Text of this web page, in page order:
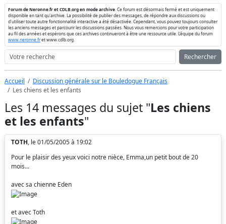
Forum de Neronne.fr et CDLB.org en mode archive . Ce forum est désormais fermé et est uniquement
disponible en tant qu'archive. La possibilité de publier des messages, de répondre aux discussions ou
d'utiliser toute autre fonctionnalité interactive a été désactivée. Cependant, vous pouvez toujours consulter
les anciens messages et parcourir les discussions passées. Nous vous remercions pour votre participation
au fil des années et espérons que ces archives continueront à être une ressource utile. L'équipe du forum
www.neronne.fret www.cdlb.org.
Rechercher
Accueil
Discussion générale sur le Bouledogue Français
Les chiens et les enfants
Les 14 messages du sujet "Les chiens
et les enfants"
TOTH, le 01/05/2005 à 19:02
Pour le plaisir des yeux voici notre nièce, Emma,un petit bout de 20
mois...
avec sa chienne Eden
et avec Toth